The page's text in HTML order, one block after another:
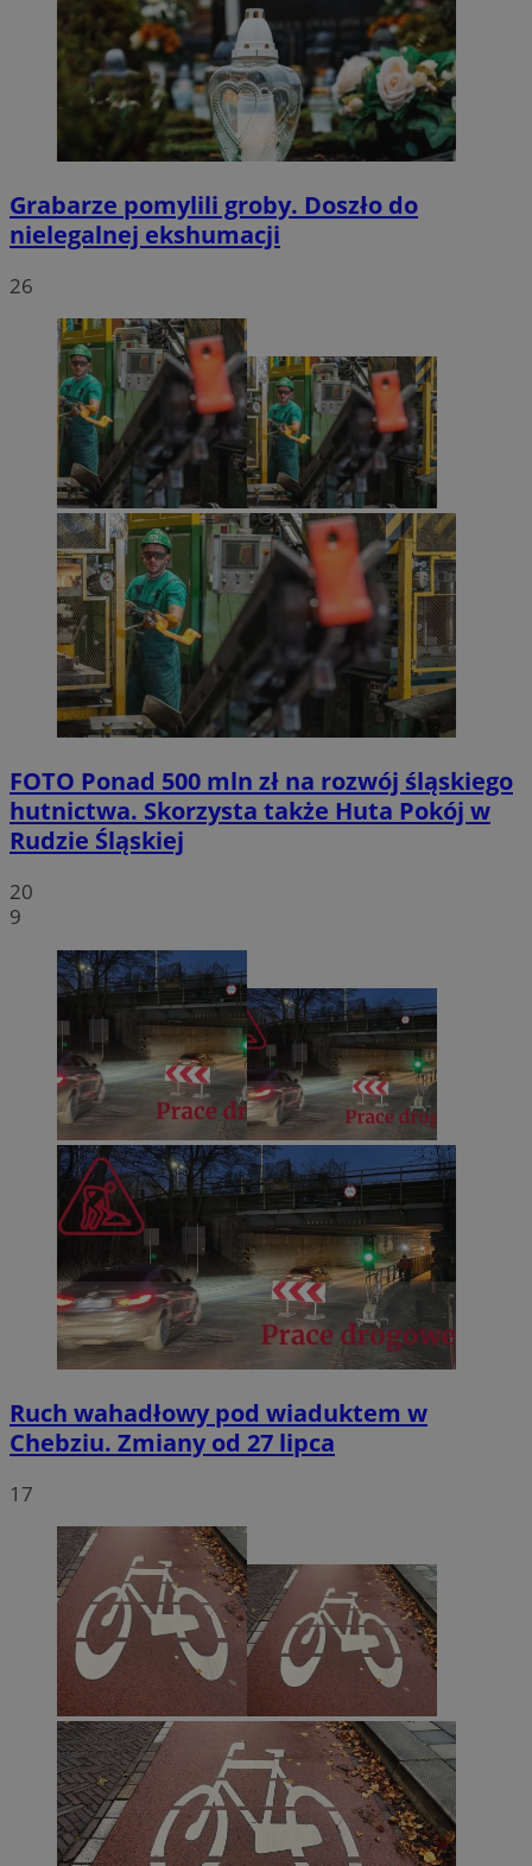
Grabarze pomylili groby. Doszło do
nielegalnej ekshumacji
26
FOTO Ponad 500 mln zł na rozwój śląskiego
hutnictwa. Skorzysta także Huta Pokój w
Rudzie Śląskiej
20
9
Ruch wahadłowy pod wiaduktem w
Chebziu. Zmiany od 27 lipca
17